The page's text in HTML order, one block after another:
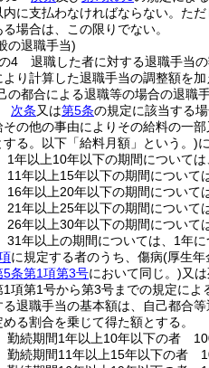
内に支払わなければならない。 た
る場合は、この限りでない。
の退職手当)
4
退職した者に対する退職手当の
より計算した退職手当の調整額を加
の都合による退職等の場合の退職
次条又は第5条の規定に該当する
その他の事由によりその給料の一
する。以下「給料月額」という。)
1年以上10年以下の期間について
11年以上15年以下の期間について
16年以上20年以下の期間について
21年以上25年以下の期間について
26年以上30年以下の期間について
31年以上の期間については、1年
に規定する者のうち、傷病(厚生年
5条第1項第3号において同じ。)又
1項第1号から第3号までの規定に
る退職手当の基本額は、自己都合
める割合を乗じて得た額とする。
勤続期間1年以上10年以下の者
勤続期間11年以上15年以下の者